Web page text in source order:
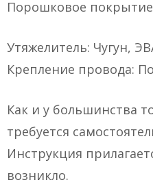
Порошковое покрытие
Утяжелитель: Чугун,
Крепление провода:
Как и у большинства
требуется
Инструкция
возникло.